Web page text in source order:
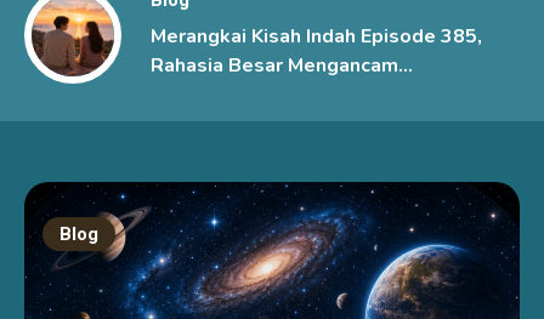
Merangkai Kisah Indah Episode 385,
Rahasia Besar Mengancam
Blog